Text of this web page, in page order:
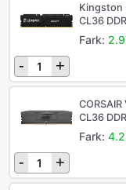
Kingston
CL36
Fark:
- +
CL36
Fark:
- +